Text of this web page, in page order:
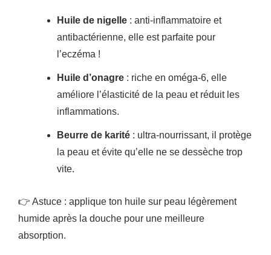
Huile de nigelle : anti-inflammatoire et
antibactérienne, elle est parfaite pour
l’eczéma !
Huile d’onagre : riche en oméga-6, elle
améliore l’élasticité de la peau et réduit les
inflammations.
Beurre de karité : ultra-nourrissant, il protège
la peau et évite qu’elle ne se dessèche trop
vite.
👉 Astuce : applique ton huile sur peau légèrement
humide après la douche pour une meilleure
absorption.